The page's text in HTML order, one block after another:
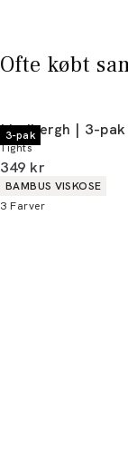
Ofte købt
3-pak
Lindbergh | 3-pak
Tights
I alt (inkl. rabat)
349 kr
Produkt egenskaber
BAMBUS VISKOSE
3 Farver